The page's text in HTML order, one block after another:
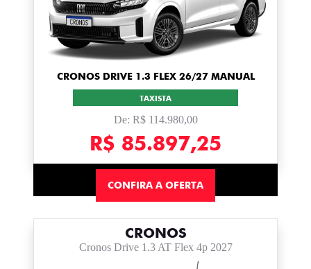
CRONOS DRIVE 1.3 FLEX 26/27 MANUAL
TAXISTA
De: R$ 114.980,00
R$ 85.897,25
CONFIRA A OFERTA
CRONOS
Cronos Drive 1.3 AT Flex 4p 2027